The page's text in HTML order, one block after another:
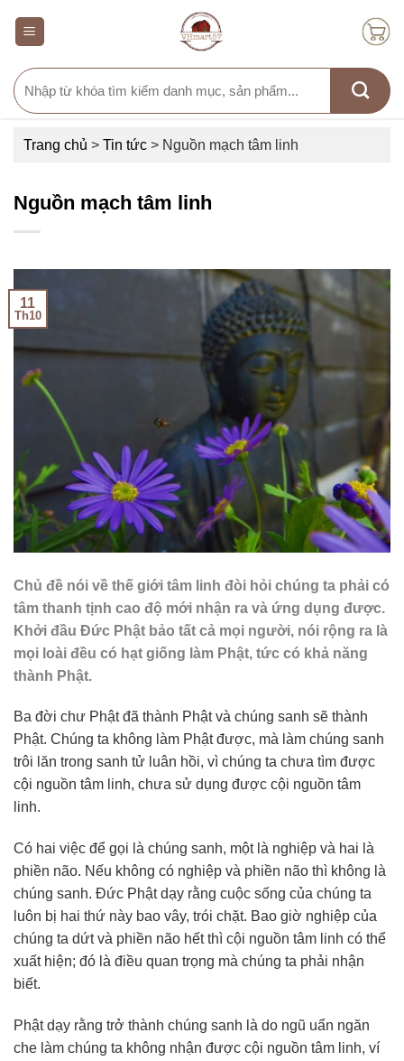
Search
for:
Trang chủ > Tin tức > Nguồn mạch tâm linh
Nguồn mạch tâm linh
11
Th10
Chủ đề nói về thế giới tâm linh đòi hỏi chúng ta phải có
tâm thanh tịnh cao độ mới nhận ra và ứng dụng được.
Khởi đầu Đức Phật bảo tất cả mọi người, nói rộng ra là
mọi loài đều có hạt giống làm Phật, tức có khả năng
thành Phật.
Ba đời chư Phật đã thành Phật và chúng sanh sẽ thành
Phật. Chúng ta không làm Phật được, mà làm chúng sanh
trôi lăn trong sanh tử luân hồi, vì chúng ta chưa tìm được
cội nguồn tâm linh, chưa sử dụng được cội nguồn tâm
linh.
Có hai việc để gọi là chúng sanh, một là nghiệp và hai là
phiền não. Nếu không có nghiệp và phiền não thì không là
chúng sanh. Đức Phật dạy rằng cuộc sống của chúng ta
luôn bị hai thứ này bao vây, trói chặt. Bao giờ nghiệp của
chúng ta dứt và phiền não hết thì cội nguồn tâm linh có thể
xuất hiện; đó là điều quan trọng mà chúng ta phải nhận
biết.
Phật dạy rằng trở thành chúng sanh là do ngũ uẩn ngăn
che làm chúng ta không nhận được cội nguồn tâm linh, ví